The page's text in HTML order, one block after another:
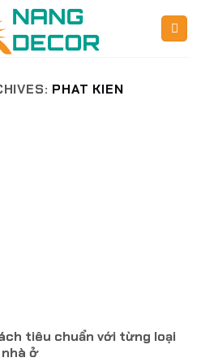
PHAT KIEN
tiêu chuẩn với từng loại
nhà ở